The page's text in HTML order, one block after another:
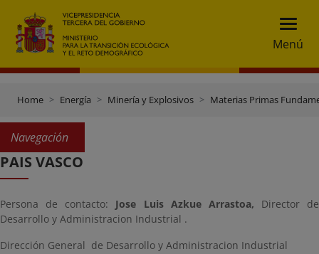
Menú
Home Energía Minería y Explosivos Materias Primas
Navegación
PAIS VASCO
Persona de contacto: Jose Luis Azkue Arrastoa, Director de
Desarrollo y Administracion Industrial .
Dirección General de Desarrollo y Administracion Industrial